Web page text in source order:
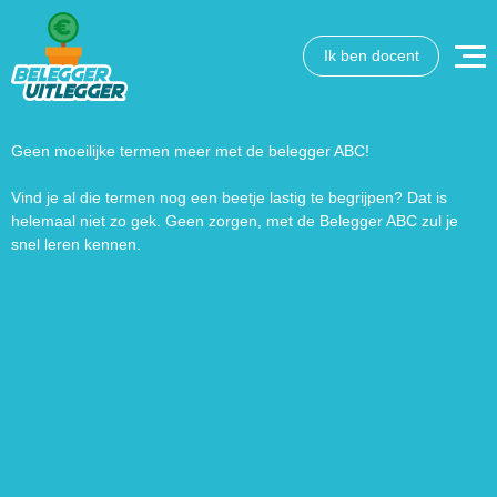
Ik ben docent
Geen moeilijke termen meer met de belegger ABC!
Vind je al die termen nog een beetje lastig te begrijpen? Dat is
helemaal niet zo gek. Geen zorgen, met de Belegger ABC zul je
snel leren kennen.
Wat wil je opzoeken?
hebben? We helpen je graag een handje.
Zoek
naar:
Zoekknop